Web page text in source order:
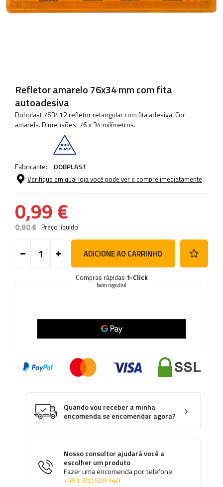
Refletor amarelo 76x34 mm com fita
autoadesiva
Dobplast 763412 refletor retangular com fita adesiva. Cor
amarela. Dimensões: 76 x 34 milímetros.
Fabricante: DOBPLAST
Verifique em qual loja você pode ver e compre imediatamente
0,99 €
0,80 € Preço líquido
ADICIONE AO CARRINHO
Compras rápidas 1-Click
(sem registro)
Quando vou receber a minha
encomenda se encomendar agora?
Nosso consultor ajudará você a
escolher um produto
Fazer uma encomenda por telefone:
+351 300 509 140